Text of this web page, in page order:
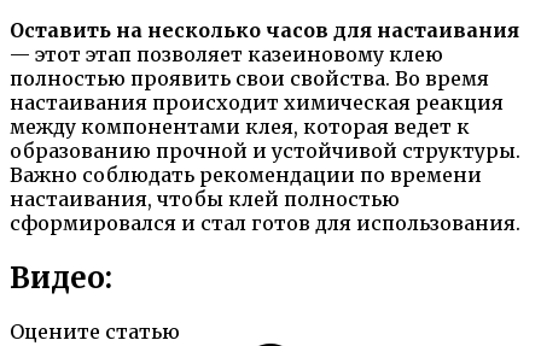
Оставить на несколько часов для настаивания
— этот этап позволяет казеиновому клею
полностью проявить свои свойства. Во время
настаивания происходит химическая реакция
между компонентами клея, которая ведет к
образованию прочной и устойчивой структуры.
Важно соблюдать рекомендации по времени
настаивания, чтобы клей полностью
сформировался и стал готов для использования.
Видео:
Оцените статью